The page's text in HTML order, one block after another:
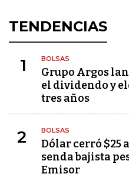
TENDENCIAS
1 BOLSAS
Grupo Argos
el dividendo y
tres años
2 BOLSAS
Dólar cerró $25
senda bajista
Emisor